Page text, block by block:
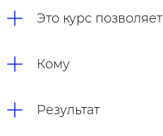
Это курс позволяет
Кому
Результат